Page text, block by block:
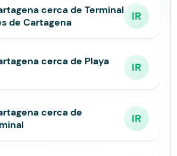
cerca de Terminal
de Cartagena
IR
cerca de Playa
IR
cerca de
IR